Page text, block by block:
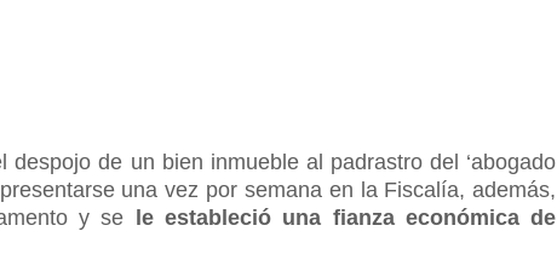
de un bien inmueble al padrastro del ‘abogado
una vez por semana en la Fiscalía, además,
y se
le estableció una fianza económica de